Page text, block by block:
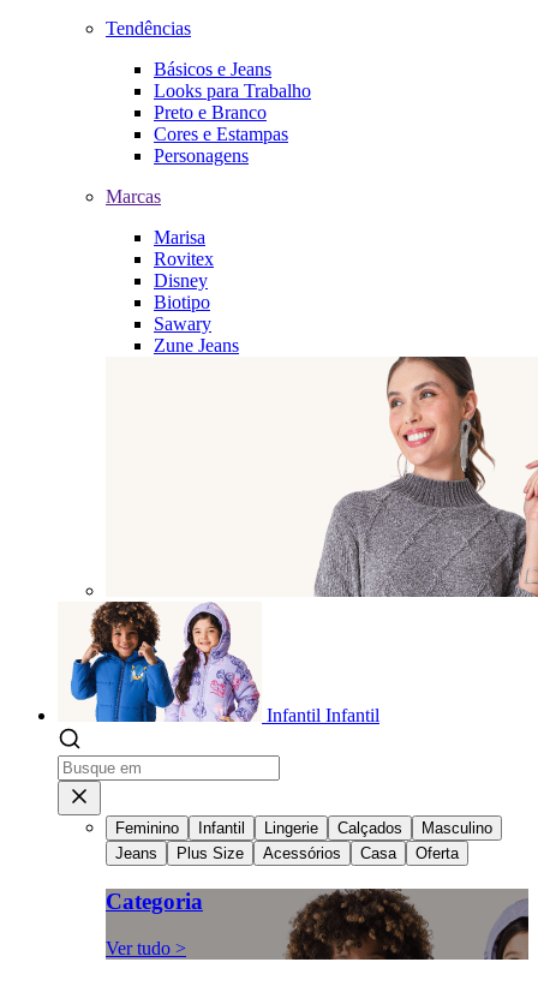
Tendências
Básicos e Jeans
Looks para Trabalho
Preto e Branco
Cores e Estampas
Personagens
Marcas
Marisa
Rovitex
Disney
Biotipo
Sawary
Zune Jeans
Infantil Infantil
Feminino Infantil Lingerie Calçados
Masculino
Jeans
Plus Size Acessórios Casa Oferta
Categoria
Ver tudo >